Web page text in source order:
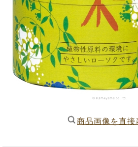
商品画像を直接